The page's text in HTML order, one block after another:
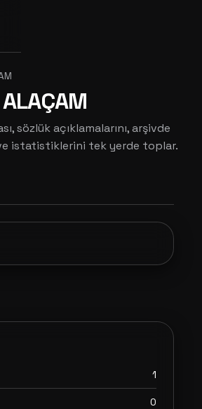
ALAÇAM
sözlük açıklamalarını, arşivde
istatistiklerini tek yerde toplar.
1
0